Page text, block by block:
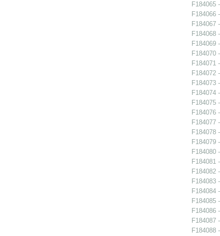
F184065
F184066
F184067
F184068
F184069
F184070
F184071
F184072
F184073
F184074
F184075
F184076
F184077
F184078
F184079
F184080
F184081
F184082
F184083
F184084
F184085
F184086
F184087
F184088